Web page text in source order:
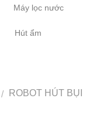
Máy lọc nước
Hút ẩm
/
ROBOT HÚT BỤI